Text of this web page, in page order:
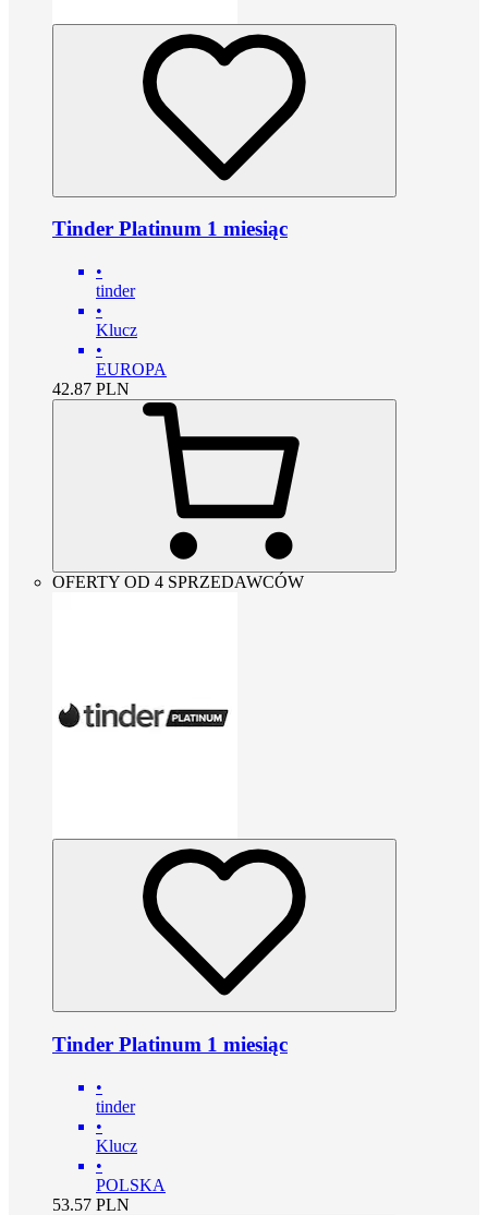
Tinder Platinum 1 miesiąc
•
tinder
•
Klucz
•
EUROPA
42.87 PLN
OFERTY OD 4 SPRZEDAWCÓW
Tinder Platinum 1 miesiąc
•
tinder
•
Klucz
•
POLSKA
53.57 PLN